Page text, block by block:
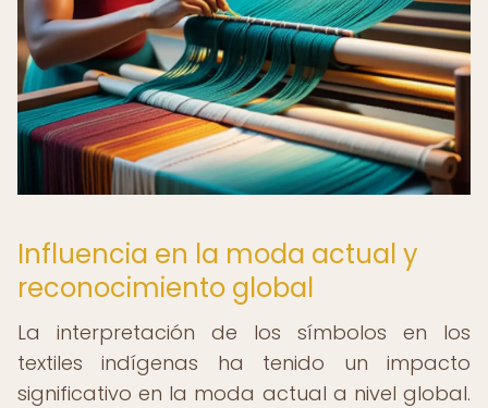
Influencia en la moda actual y
reconocimiento global
La interpretación de los símbolos en los
textiles indígenas ha tenido un impacto
significativo en la moda actual a nivel global.